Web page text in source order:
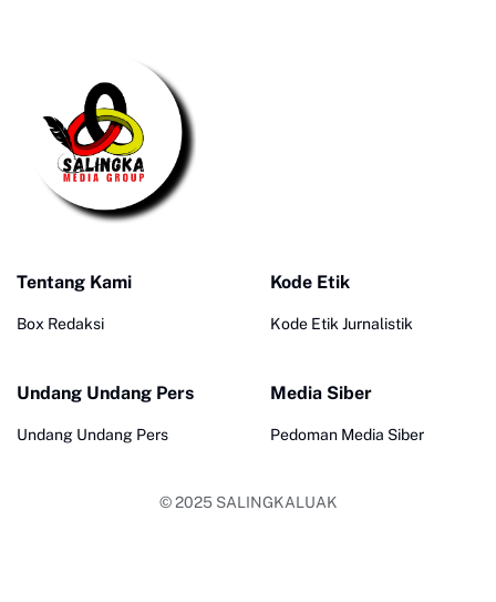
Tentang Kami
Box Redaksi
Kode Etik
Kode Etik Jurnalistik
Undang Undang Pers
Undang Undang Pers
Media Siber
Pedoman Media Siber
© 2025 SALINGKALUAK